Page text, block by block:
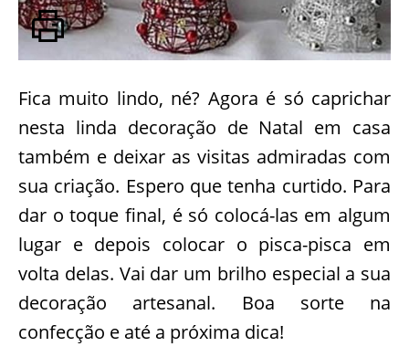
Fica muito lindo, né? Agora é só caprichar
nesta linda decoração de Natal em casa
também e deixar as visitas admiradas com
sua criação. Espero que tenha curtido. Para
dar o toque final, é só colocá-las em algum
lugar e depois colocar o pisca-pisca em
volta delas. Vai dar um brilho especial a sua
decoração artesanal. Boa sorte na
confecção e até a próxima dica!